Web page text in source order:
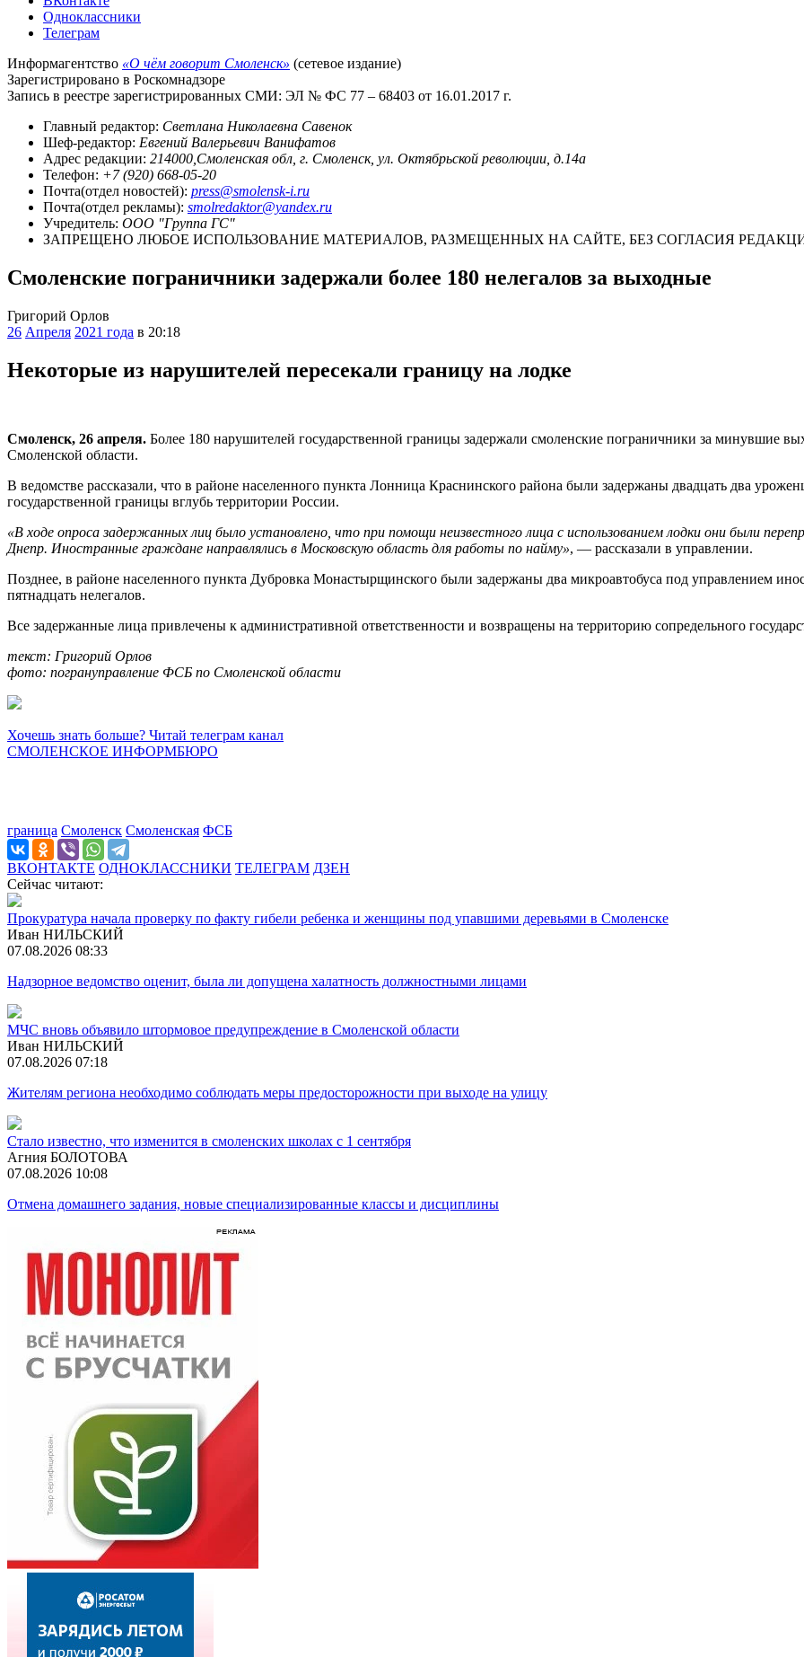
Одноклассники
Телеграм
Информагентство «О чём говорит Смоленск» (сетевое издание)
Зарегистрировано в Роскомнадзоре
Запись в реестре зарегистрированных СМИ: ЭЛ № ФС 77 – 68403 от 16.01.2017 г.
Главный редактор: Светлана Николаевна Савенок
Шеф-редактор: Евгений Валерьевич Ванифатов
Адрес редакции: 214000,Смоленская обл, г. Смоленск, ул. Октябрьской революции, д.14а
Телефон: +7 (920) 668-05-20
Почта(отдел новостей): press@smolensk-i.ru
Почта(отдел рекламы): smolredaktor@yandex.ru
Учредитель: ООО "Группа ГС"
ЗАПРЕЩЕНО ЛЮБОЕ ИСПОЛЬЗОВАНИЕ МАТЕРИАЛОВ, РАЗМЕЩЕННЫХ НА САЙТЕ, БЕЗ СОГЛАСИЯ
Смоленские пограничники задержали более 180 нелегалов за выходные
Григорий Орлов
26 Апреля 2021 года в 20:18
Некоторые из нарушителей пересекали границу на лодке
Смоленск, 26 апреля. Более 180 нарушителей государственной границы задержали смоленские пограничники за минувшие
Смоленской области.
В ведомстве рассказали, что в районе населенного пункта Лонница Краснинского района были задержаны двадцать два
государственной границы вглубь территории России.
«В ходе опроса задержанных лиц было установлено, что при помощи неизвестного лица с использованием лодки они были
Днепр. Иностранные граждане направлялись в Московскую область для работы по найму», — рассказали в управлении.
Позднее, в районе населенного пункта Дубровка Монастырщинского были задержаны два микроавтобуса под управлением
пятнадцать нелегалов.
Все задержанные лица привлечены к административной ответственности и возвращены на территорию сопредельного
текст: Григорий Орлов
фото: погрануправление ФСБ по Смоленской области
Хочешь знать больше? Читай телеграм канал
СМОЛЕНСКОЕ ИНФОРМБЮРО
граница Смоленск Смоленская ФСБ
ВКОНТАКТЕ ОДНОКЛАССНИКИ ТЕЛЕГРАМ ДЗЕН
Сейчас читают:
Прокуратура начала проверку по факту гибели ребенка и женщины под упавшими деревьями в Смоленске
Иван НИЛЬСКИЙ
07.08.2026 08:33
Надзорное ведомство оценит, была ли допущена халатность должностными лицами
МЧС вновь объявило штормовое предупреждение в Смоленской области
Иван НИЛЬСКИЙ
07.08.2026 07:18
Жителям региона необходимо соблюдать меры предосторожности при выходе на улицу
Стало известно, что изменится в смоленских школах с 1 сентября
Агния БОЛОТОВА
07.08.2026 10:08
Отмена домашнего задания, новые специализированные классы и дисциплины